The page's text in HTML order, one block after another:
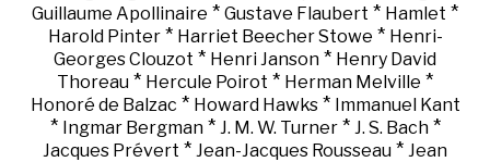
Guillaume Apollinaire * Gustave Flaubert * Hamlet *
Harold Pinter* Harriet Beecher Stowe * Henri-
Georges Clouzot * Henri Janson * Henry David
Thoreau * Hercule Poirot * Herman Melville *
Honoré de Balzac * Howard Hawks* Immanuel Kant
* Ingmar Bergman* J. M. W. Turner* J. S. Bach*
Jacques Prévert * Jean-Jacques Rousseau * Jean